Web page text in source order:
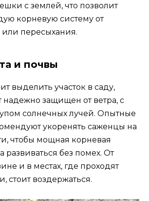
с землей, что позволит
корневую систему от
пересыхания.
и почвы
выделить участок в саду,
надежно защищен от ветра, с
солнечных лучей. Опытные
укоренять саженцы на
чтобы мощная корневая
развиваться без помех. От
и в местах, где проходят
стоит воздержаться.